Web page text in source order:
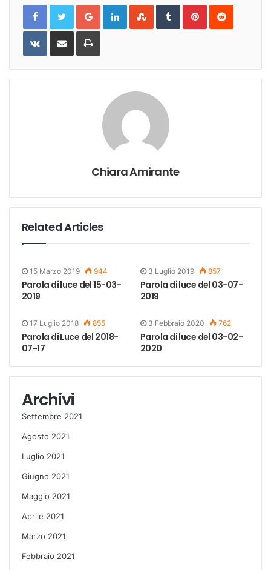
Google+LinkedInStumbleUpon
TumblrPinterestReddit
VKontakteShare
Email
Print
Chiara Amirante
Related Articles
15 Marzo 2019 944
Parola di luce del 15-03-
2019
3 Luglio 2019 857
Parola di luce del 03-07-
2019
17 Luglio 2018 855
Parola di Luce del 2018-
07-17
3 Febbraio 2020 762
Parola di luce del 03-02-
2020
Archivi
Settembre 2021
Agosto 2021
Luglio 2021
Giugno 2021
Maggio 2021
Aprile 2021
Marzo 2021
Febbraio 2021